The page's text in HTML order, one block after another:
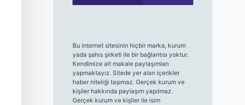
Bu internet sitesinin hiçbir marka, kurum
yada şahıs şirketi ile bir bağlantısı yoktur.
Kendimize ait makale paylaşımları
yapmaktayız. Sitede yer alan içerikler
haber niteliği taşımaz. Gerçek kurum ve
kişiler hakkında paylaşım yapılmaz.
Gerçek kurum ve kişiler ile isim